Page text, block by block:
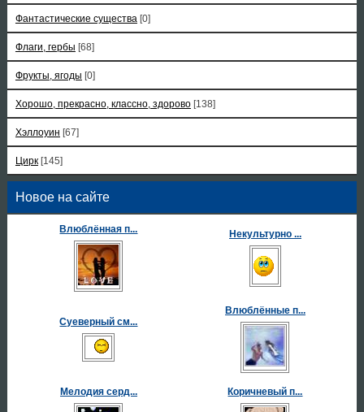
Фантастические существа [0]
Флаги, гербы [68]
Фрукты, ягоды [0]
Хорошо, прекрасно, классно, здорово [138]
Хэллоуин [67]
Цирк [145]
Новое на сайте
Влюблённая п... Некультурно ...
Суеверный см...
Влюблённые п...
Мелодия серд... Коричневый п...